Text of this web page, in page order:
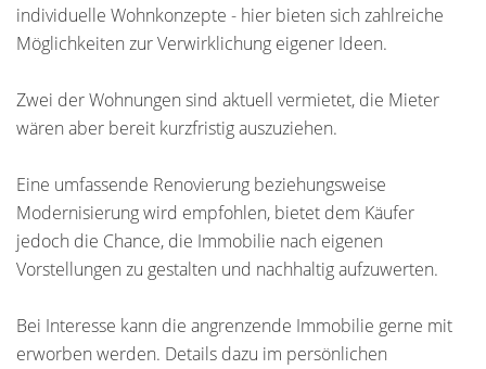
individuelle Wohnkonzepte - hier bieten sich zahlreiche
Möglichkeiten zur Verwirklichung eigener Ideen.
Zwei der Wohnungen sind aktuell vermietet, die Mieter
wären aber bereit kurzfristig auszuziehen.
Eine umfassende Renovierung beziehungsweise
Modernisierung wird empfohlen, bietet dem Käufer
jedoch die Chance, die Immobilie nach eigenen
Vorstellungen zu gestalten und nachhaltig aufzuwerten.
Bei Interesse kann die angrenzende Immobilie gerne mit
erworben werden. Details dazu im persönlichen